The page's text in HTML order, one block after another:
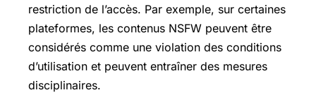
restriction de l’accès. Par exemple, sur certaines
plateformes, les contenus NSFW peuvent être
considérés comme une violation des conditions
d’utilisation et peuvent entraîner des mesures
disciplinaires.